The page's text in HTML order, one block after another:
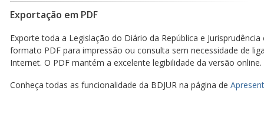
Exportação em PDF
Exporte toda a Legislação do Diário da República e Jurisprudência
formato PDF para impressão ou consulta sem necessidade de
Internet. O PDF mantém a excelente legibilidade da versão online.
Conheça todas as funcionalidade da BDJUR na página de